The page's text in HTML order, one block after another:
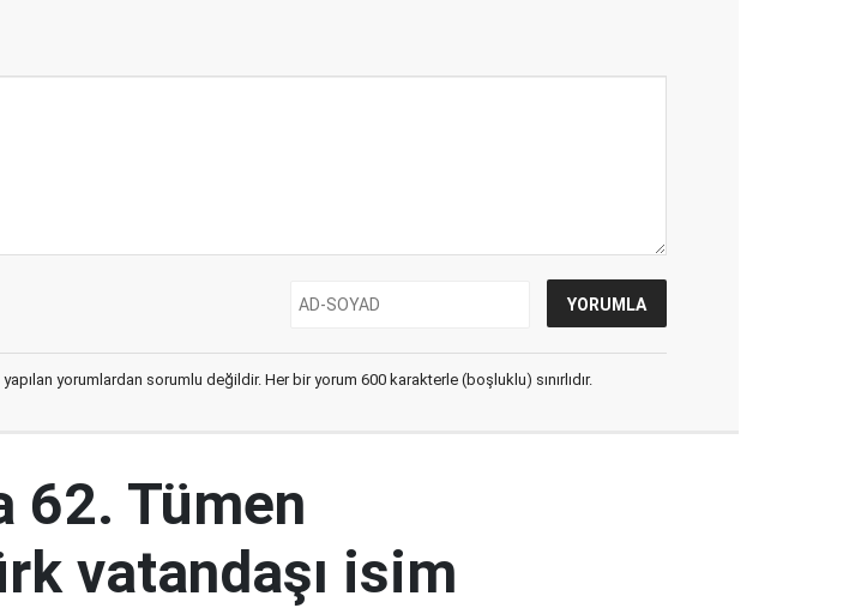
yorumlardan sorumlu değildir. Her bir yorum 600 karakterle (boşluklu) sınırlıdır.
62. Tümen
vatandaşı isim